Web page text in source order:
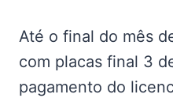
Até o final do mês
com placas final 3
pagamento do